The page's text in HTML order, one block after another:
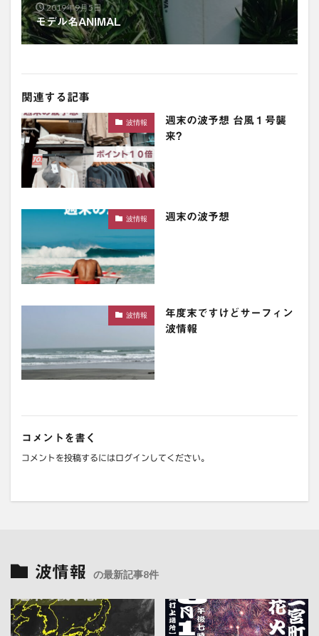
2019年9月5日
モデル名ANIMAL
関連する記事
波情報
週末の波予想 台風１号襲
来?
波情報 週末の波予想
波情報
年度末ですけどサーフィン
波情報
コメントを書く
コメントを投稿するにはログイン してください。
波情報 の最新記事8件